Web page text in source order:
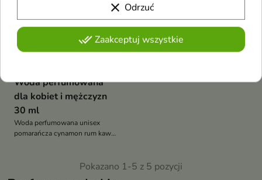
Oriental Essence
Woda perfumowana
dla kobiet i mężczyzn
30 ml
Woda perfumowana unisex
pomarańcza cynamon rum kawa
zapach na wieczór i chłodne dniPokazano 1-5 z 5 pozycji
clear Odrzuć
done_allZaakceptuj wszystkie